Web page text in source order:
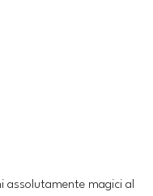
assolutamente magici al